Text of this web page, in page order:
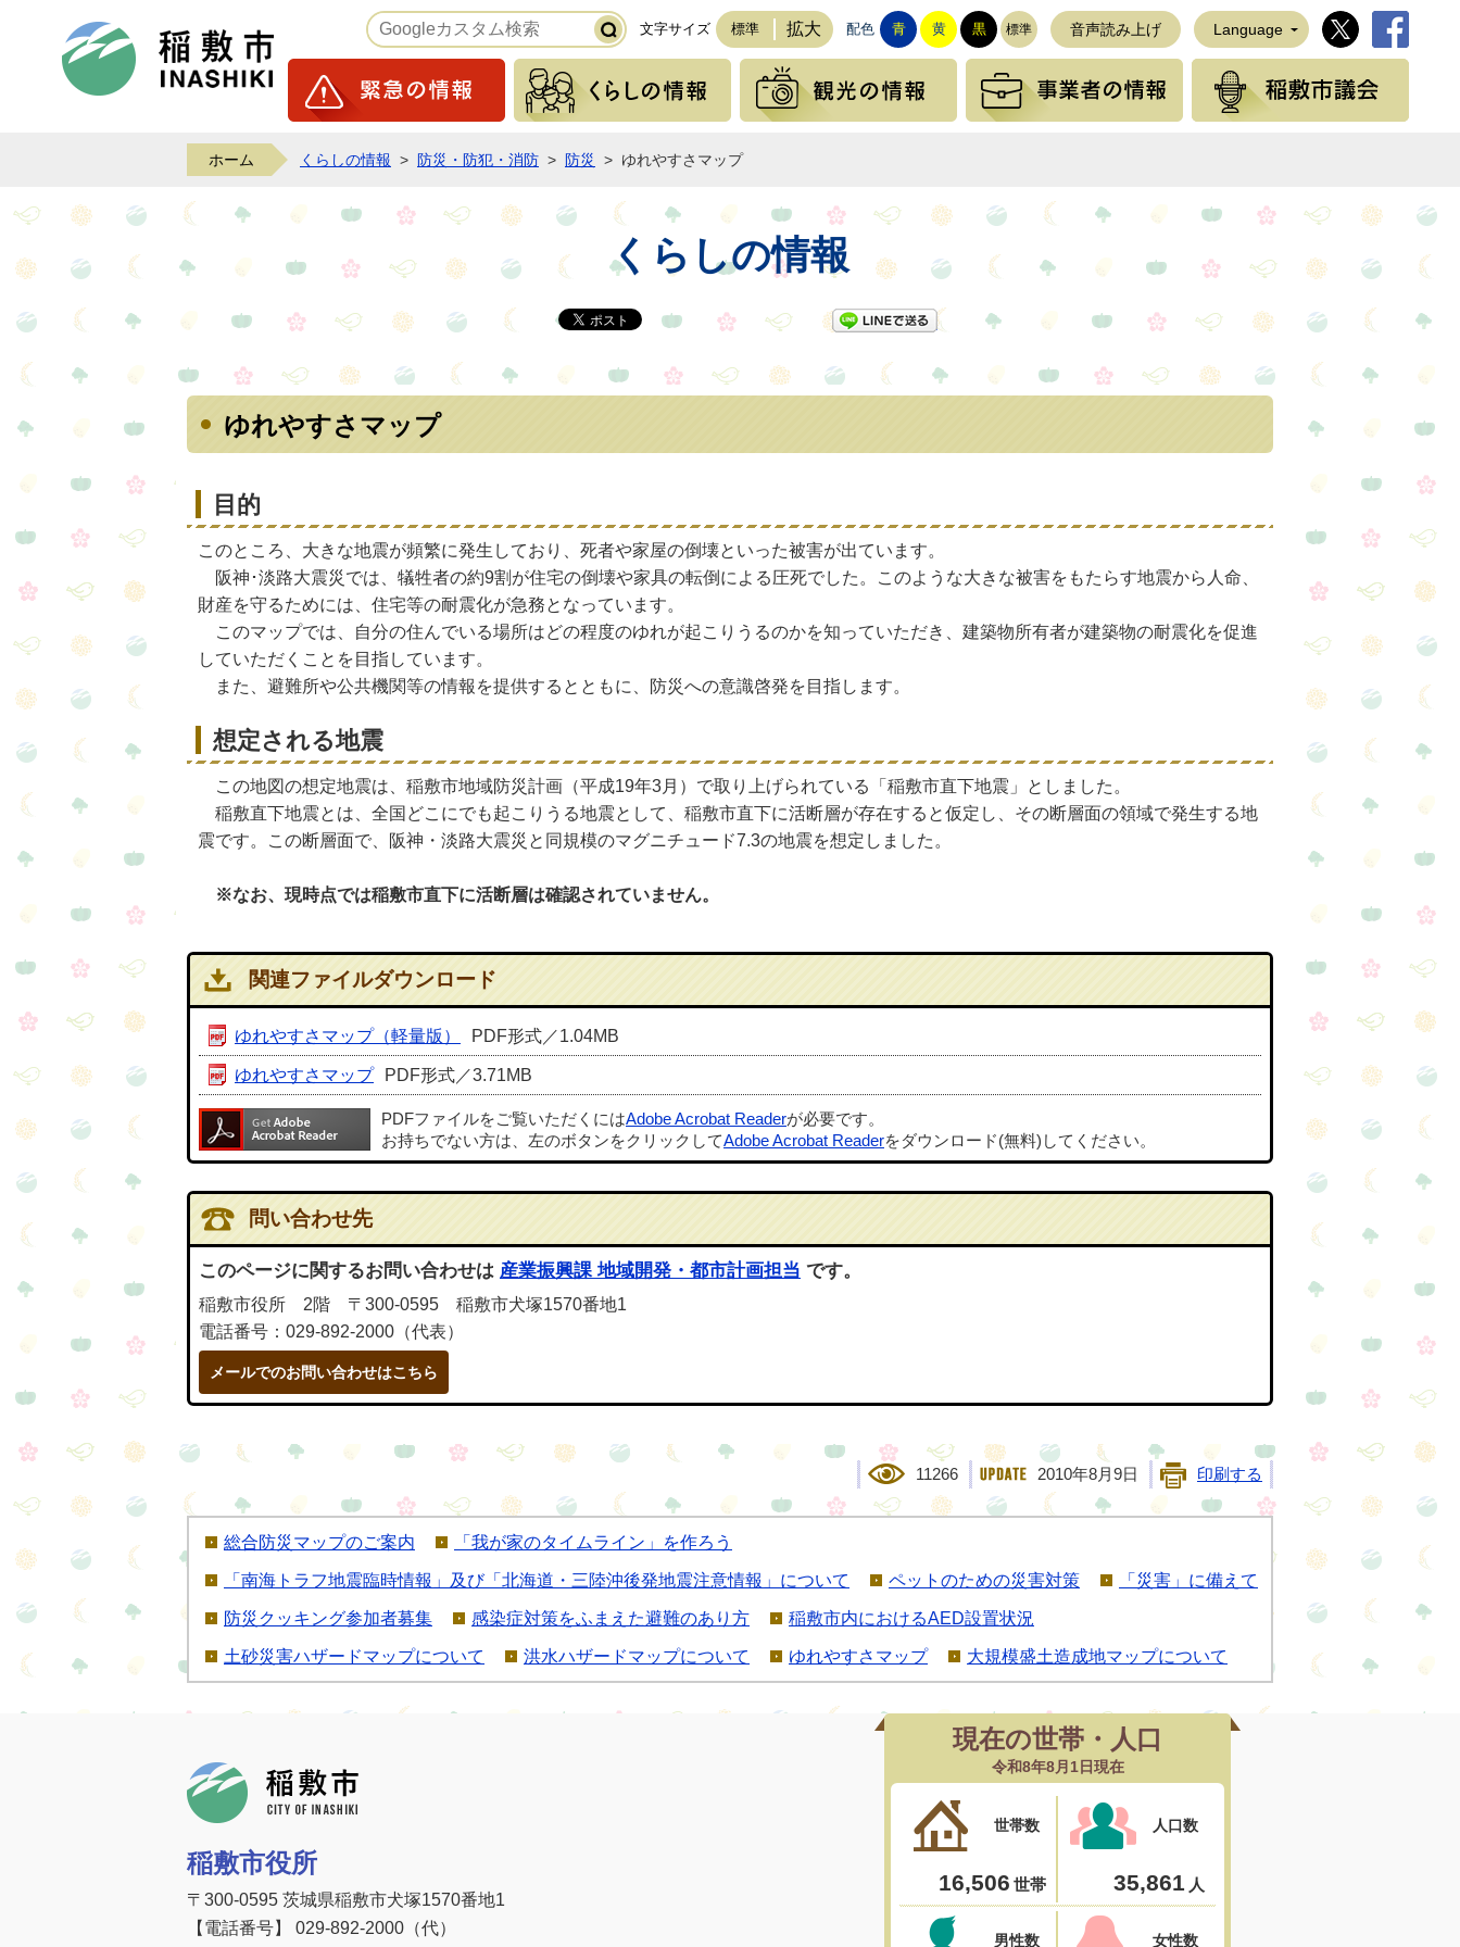
稲敷市ホームページ 文字サイズ 標準 拡大 配色 青 黄 黒 標準 音声読み上げ Language 稲敷市公式
緊急の情報 くらしの情報 観光の情報 事業者の情報
ホーム くらしの情報 > 防災・防犯・消防 > 防災 > ゆれやすさマップ
くらしの情報
LINEで送る
ゆれやすさマップ
目的
このところ、大きな地震が頻繁に発生しており、死者や家屋の倒壊といった被害が出ています。
阪神･淡路大震災では、犠牲者の約9割が住宅の倒壊や家具の転倒による圧死でした。このような大きな被害をもたらす地震から人命、
財産を守るためには、住宅等の耐震化が急務となっています。
このマップでは、自分の住んでいる場所はどの程度のゆれが起こりうるのかを知っていただき、建築物所有者が建築物の耐震化を促進
していただくことを目指しています。
また、避難所や公共機関等の情報を提供するとともに、防災への意識啓発を目指します。
想定される地震
この地図の想定地震は、稲敷市地域防災計画（平成19年3月）で取り上げられている「稲敷市直下地震」としました。
稲敷直下地震とは、全国どこにでも起こりうる地震として、稲敷市直下に活断層が存在すると仮定し、その断層面の領域で発生する地
震です。この断層面で、阪神・淡路大震災と同規模のマグニチュード7.3の地震を想定しました。
※なお、現時点では稲敷市直下に活断層は確認されていません。
関連ファイルダウンロード
ゆれやすさマップ（軽量版） PDF形式／1.04MB
ゆれやすさマップ PDF形式／3.71MB
PDFファイルをご覧いただくにはAdobe Acrobat Readerが必要です。
お持ちでない方は、左のボタンをクリックしてAdobe Acrobat Readerをダウンロード(無料)してください。
問い合わせ先
このページに関するお問い合わせは 産業振興課 地域開発・都市計画担当 です。
稲敷市役所 2階 〒300-0595 稲敷市犬塚1570番地1
電話番号：029-892-2000（代表）
メールでのお問い合わせはこちら
11266 2010年8月9日 印刷する
総合防災マップのご案内 「我が家のタイムライン」を作ろう
「南海トラフ地震臨時情報」及び「北海道・三陸沖後発地震注意情報」について ペットのための災害対策 「災害」に備えて
防災クッキング参加者募集 感染症対策をふまえた避難のあり方 稲敷市内におけるAED設置状況
土砂災害ハザードマップについて 洪水ハザードマップについて ゆれやすさマップ 大規模盛土造成地マップについて
稲敷市役所
〒300-0595 茨城県稲敷市犬塚1570番地1
【電話番号】 029-892-2000（代）